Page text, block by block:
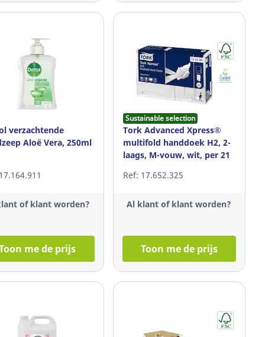
verzachtende
Aloë Vera, 250ml
of klant worden?
me de prijs
Sustainable selection
Tork Advanced Xpress®
multifold handdoek H2, 2-
laags, M-vouw, wit, per 21
Ref: 17.652.325
Al klant of klant worden?
Toon me de prijs